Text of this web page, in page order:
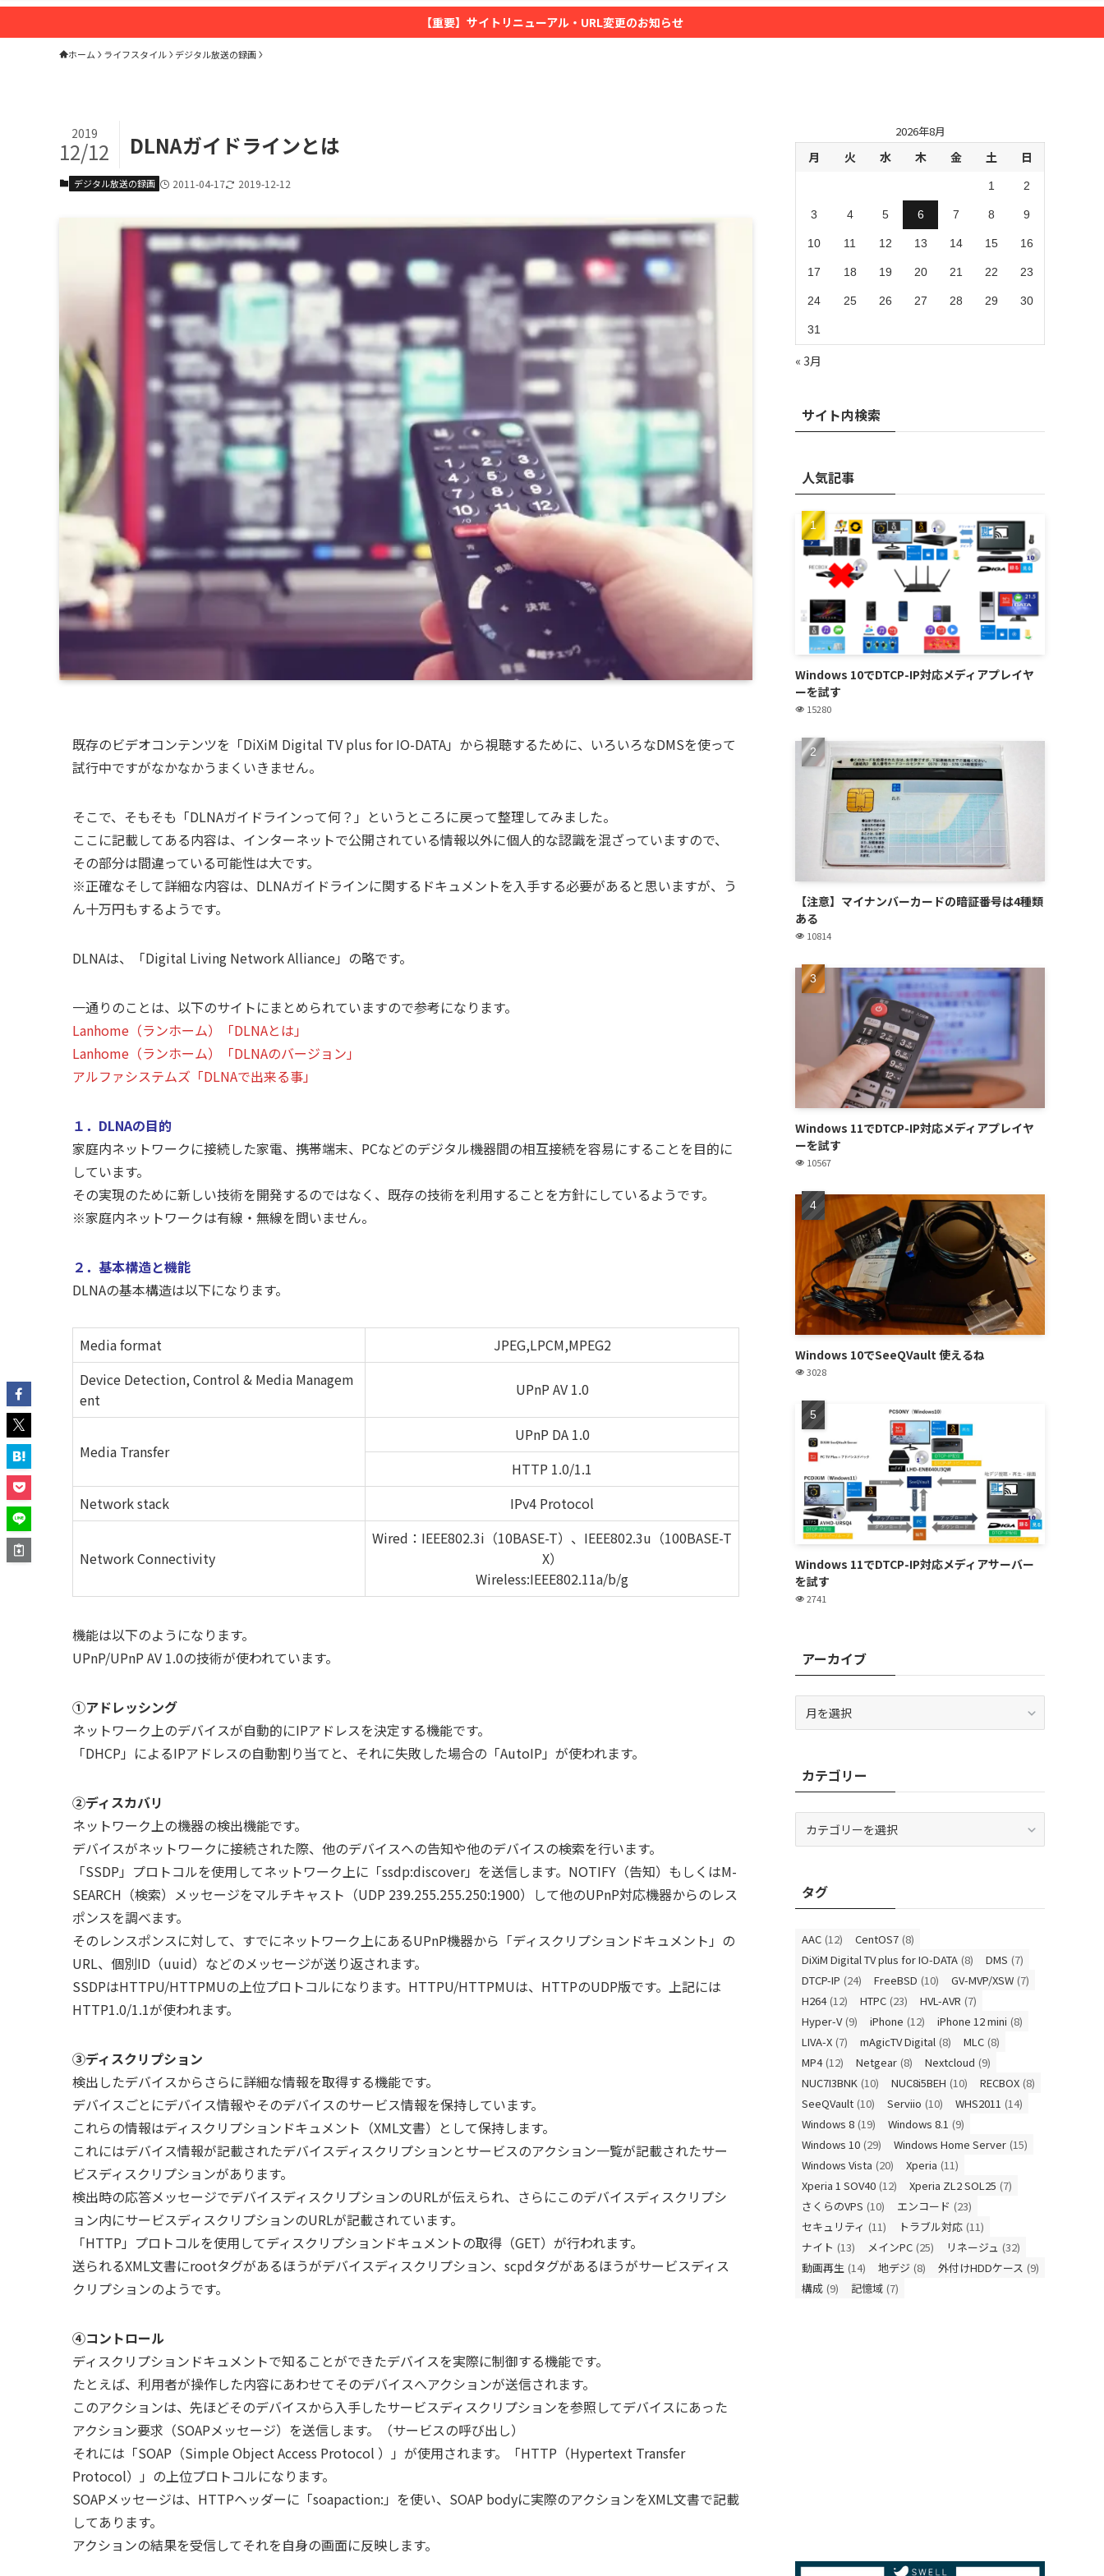
【重要】サイトリニューアル・URL変更のお知らせ
ホーム ライフスタイル デジタル放送の録画
DLNAガイドラインとは
2019
12/12
デジタル放送の録画 2011-04-17 2019-12-12
既存のビデオコンテンツを「DiXiM Digital TV plus for IO-DATA」から視聴するために、いろいろなDMSを使って
試行中ですがなかなかうまくいきません。
そこで、そもそも「DLNAガイドラインって何？」というところに戻って整理してみました。
ここに記載してある内容は、インターネットで公開されている情報以外に個人的な認識を混ざっていますので、
その部分は間違っている可能性は大です。
※正確なそして詳細な内容は、DLNAガイドラインに関するドキュメントを入手する必要があると思いますが、う
ん十万円もするようです。
DLNAは、「Digital Living Network Alliance」の略です。
一通りのことは、以下のサイトにまとめられていますので参考になります。
Lanhome（ランホーム）「DLNAとは」
Lanhome（ランホーム）「DLNAのバージョン」
アルファシステムズ「DLNAで出来る事」
１．DLNAの目的
家庭内ネットワークに接続した家電、携帯端末、PCなどのデジタル機器間の相互接続を容易にすることを目的に
しています。
その実現のために新しい技術を開発するのではなく、既存の技術を利用することを方針にしているようです。
※家庭内ネットワークは有線・無線を問いません。
２．基本構造と機能
DLNAの基本構造は以下になります。
Media format
JPEG,LPCM,MPEG2
Device Detection, Control & Media Managem
ent
UPnP AV 1.0
Media Transfer
UPnP DA 1.0
HTTP 1.0/1.1
Network stack
IPv4 Protocol
Network Connectivity
Wired：IEEE802.3i（10BASE-T）、IEEE802.3u（100BASE-T
X）
Wireless:IEEE802.11a/b/g
機能は以下のようになります。
UPnP/UPnP AV 1.0の技術が使われています。
①アドレッシング
ネットワーク上のデバイスが自動的にIPアドレスを決定する機能です。
「DHCP」によるIPアドレスの自動割り当てと、それに失敗した場合の「AutoIP」が使われます。
②ディスカバリ
ネットワーク上の機器の検出機能です。
デバイスがネットワークに接続された際、他のデバイスへの告知や他のデバイスの検索を行います。
「SSDP」プロトコルを使用してネットワーク上に「ssdp:discover」を送信します。NOTIFY（告知）もしくはM-
SEARCH（検索）メッセージをマルチキャスト（UDP 239.255.255.250:1900）して他のUPnP対応機器からのレス
ポンスを調べます。
そのレンスポンスに対して、すでにネットワーク上にあるUPnP機器から「ディスクリプションドキュメント」の
URL、個別ID（uuid）などのメッセージが送り返されます。
SSDPはHTTPU/HTTPMUの上位プロトコルになります。HTTPU/HTTPMUは、HTTPのUDP版です。上記には
HTTP1.0/1.1が使われます。
③ディスクリプション
検出したデバイスからさらに詳細な情報を取得する機能です。
デバイスごとにデバイス情報やそのデバイスのサービス情報を保持しています。
これらの情報はディスクリプションドキュメント（XML文書）として保持します。
これにはデバイス情報が記載されたデバイスディスクリプションとサービスのアクション一覧が記載されたサー
ビスディスクリプションがあります。
検出時の応答メッセージでデバイスディスクリプションのURLが伝えられ、さらにこのデバイスディスクリプシ
ョン内にサービスディスクリプションのURLが記載されています。
「HTTP」プロトコルを使用してディスクリプションドキュメントの取得（GET）が行われます。
送られるXML文書にrootタグがあるほうがデバイスディスクリプション、scpdタグがあるほうがサービスディス
クリプションのようです。
④コントロール
ディスクリプションドキュメントで知ることができたデバイスを実際に制御する機能です。
たとえば、利用者が操作した内容にあわせてそのデバイスへアクションが送信されます。
このアクションは、先ほどそのデバイスから入手したサービスディスクリプションを参照してデバイスにあった
アクション要求（SOAPメッセージ）を送信します。（サービスの呼び出し）
それには「SOAP（Simple Object Access Protocol ）」が使用されます。「HTTP（Hypertext Transfer
Protocol）」の上位プロトコルになります。
SOAPメッセージは、HTTPヘッダーに「soapaction:」を使い、SOAP bodyに実際のアクションをXML文書で記載
してあります。
アクションの結果を受信してそれを自身の画面に反映します。
2026年8月
月 火 水 木 金 土 日
1 2
3 4 5 6 7 8 9
10 11 12 13 14 15 16
17 18 19 20 21 22 23
24 25 26 27 28 29 30
31
« 3月
サイト内検索
人気記事
Windows 10でDTCP-IP対応メディアプレイヤ
ーを試す
15280
【注意】マイナンバーカードの暗証番号は4種類
ある
10814
Windows 11でDTCP-IP対応メディアプレイヤ
ーを試す
10567
Windows 10でSeeQVault 使えるね
3028
Windows 11でDTCP-IP対応メディアサーバー
を試す
2741
アーカイブ
ブカテゴリー
ータグ
AAC (12) CentOS7 (8)
DiXiM Digital TV plus for IO-DATA (8) DMS (7)
DTCP-IP (24) FreeBSD (10) GV-MVP/XSW (7)
H264 (12) HTPC (23) HVL-AVR (7)
Hyper-V (9) iPhone (12) iPhone 12 mini (8)
LIVA-X (7) mAgicTV Digital (8) MLC (8)
MP4 (12) Netgear (8) Nextcloud (9)
NUC7I3BNK (10) NUC8i5BEH (10) RECBOX (8)
SeeQVault (10) Serviio (10) WHS2011 (14)
Windows 8 (19) Windows 8.1 (9)
Windows 10 (29) Windows Home Server (15)
Windows Vista (20) Xperia (11)
Xperia 1 SOV40 (12) Xperia ZL2 SOL25 (7)
さくらのVPS (10) エンコード (23)
セキュリティ (11) トラブル対応 (11)
ナイト (13) メインPC (25) リネージュ (32)
動画再生 (14) 地デジ (8) 外付けHDDケース (9)
構成 (9) 記憶域 (7)